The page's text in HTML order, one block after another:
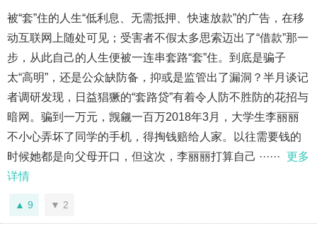
被“套”住的人生“低利息、无需抵押、快速放款”的广告，在移
动互联网上随处可见；受害者不假太多思索迈出了“借款”那一
步，从此自己的人生便被一连串套路“套”住。到底是骗子
太“高明”，还是公众缺防备，抑或是监管出了漏洞？半月谈记
者调研发现，日益猖獗的“套路贷”有着令人防不胜防的花招与
暗网。骗到一万元，觊觎一百万2018年3月，大学生李丽丽
不小心弄坏了同学的手机，得掏钱赔给人家。以往需要钱的
时候她都是向父母开口，但这次，李丽丽打算自己 ······ 更多
详情
9 2